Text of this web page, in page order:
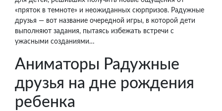
«пряток в темноте» и неожиданных сюрпризов. Радужные
друзья — вот название очередной игры, в которой дети
выполняют задания, пытаясь избежать встречи с
ужасными созданиями…
Аниматоры Радужные
друзья на дне рождения
ребенка